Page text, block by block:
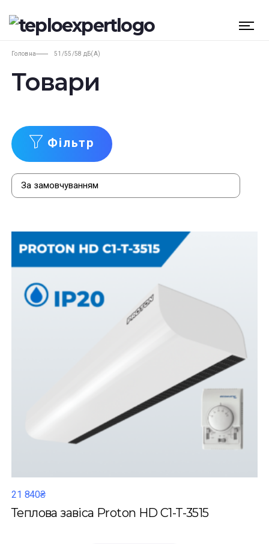
Головна 51/55/58 дБ(А)
Товари
Фільтр
21 840₴
Теплова завіса Proton HD C1-T-3515